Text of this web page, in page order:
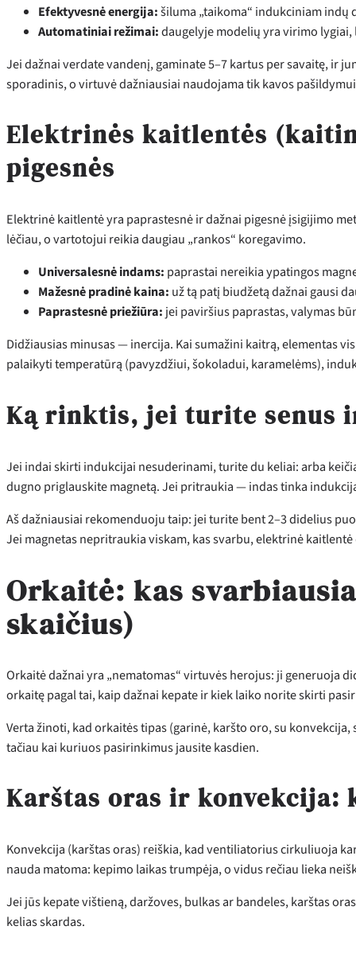
Efektyvesnė energija:šiluma „taikoma“ indukciniam indų
Automatiniai režimai:daugelyje modelių yra virimo
Jei dažnai verdate vandenį, gaminate 5–7 kartus per savaitę, ir
sporadinis, o virtuvė dažniausiai naudojama tik kavos
Elektrinės kaitlentės
pigesnės
Elektrinė kaitlentė yra paprastesnė ir dažnai pigesnė įsigijimo
lėčiau, o vartotojui reikia daugiau „rankos“ koregavimo.
Universalesnė indams: paprastai nereikia ypatingos
Mažesnė pradinė kaina: už tą patį biudžetą dažnai gausi
Paprastesnė priežiūra: jei paviršius paprastas, valymas
Didžiausias minusas — inercija. Kai sumažini kaitrą, elementas
palaikyti temperatūrą (pavyzdžiui, šokoladui, karamelėms),
Ką rinktis, jei turite senus
Jei indai skirti indukcijai nesuderinami, turite du keliai: arba
dugno priglauskite magnetą. Jei pritraukia — indas tinka
Aš dažniausiai rekomenduoju taip: jei turite bent 2–3 didelius
Jei magnetas nepritraukia viskam, kas svarbu, elektrinė
Orkaitė: kas
skaičius)
Orkaitė dažnai yra „nematomas“ virtuvės herojus: ji generuoja
orkaitę pagal tai, kaip dažnai kepate ir kiek laiko norite skirti
Verta žinoti, kad orkaitės tipas (garinė, karšto oro, su
tačiau kai kuriuos pasirinkimus jausite kasdien.
Karštas oras ir konvekcija:
Konvekcija (karštas oras) reiškia, kad ventiliatorius cirkuliuoja
nauda matoma: kepimo laikas trumpėja, o vidus rečiau lieka
Jei jūs kepate vištieną, daržoves, bulkas ar bandeles, karštas
kelias skardas.